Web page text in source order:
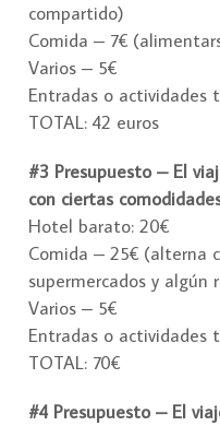
compartido)
Comida – 7€
Varios – 5€
Entradas o actividades
TOTAL: 42 euros
#3 Presupuesto – El
con ciertas
Hotel barato: 20€
Comida – 25€ (alterna
supermercados y algún
Varios – 5€
Entradas o actividades
TOTAL: 70€
#4 Presupuesto – El